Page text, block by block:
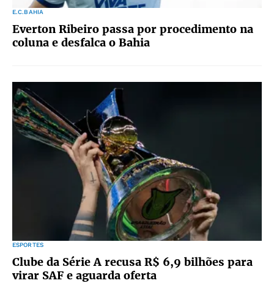
E.C.BAHIA
Everton Ribeiro passa por procedimento na
coluna e desfalca o Bahia
ESPORTES
Clube da Série A recusa R$ 6,9 bilhões para
virar SAF e aguarda oferta